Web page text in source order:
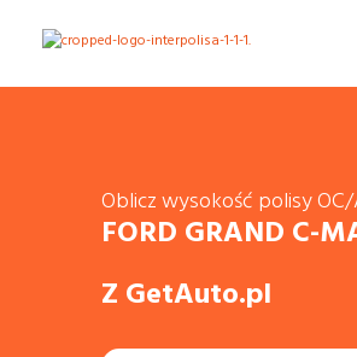
Oblicz wysokość polisy
FORD GRAND C-
Z GetAuto.pl